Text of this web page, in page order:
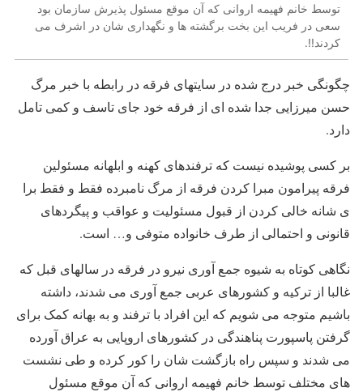
توسط خانم فهیمه اروانی که آن موقع مسئول پذیرش سازمان بود
سعی در فریب این بخت برگشته ها و نگهداری شان در اشرف می
کردند!!.
چگونگی خبر درج شده در سایتهای فرقه در رابطه با خبر مرگ
حسن میرزایی جدا شده ای از فرقه خود جای تاسف و کمی تامل
دارد.
بر کسی پوشیده نیست که ترفندهای کهنه و ابلهانه مسئولین
فرقه پیرامون مبرا کردن فرقه از مرگ نامبرده فقط و فقط برا
ی شانه خالی کردن از قبول مسئولیت و عواقب و پیگردهای
قانونی و احتمالی از طرف خانواده متوفی و… است.
نگاهی کوتاه به شیوه جمع آوری نیرو در فرقه در سالهای قبل که
غالبا از ترکیه و کشورهای عربی جمع آوری می شدند، داشته
باشیم متوجه می شویم که این افراد با ترفند و به بهانه کمک برای
گرفتن پاسپورت پناهندگی در کشورهای اروپایی به عراق آورده
می شدند و سپس راه بازگشت شان را کور کرده و طی نشست
های مختلف توسط خانم فهیمه اروانی که آن موقع مسئول